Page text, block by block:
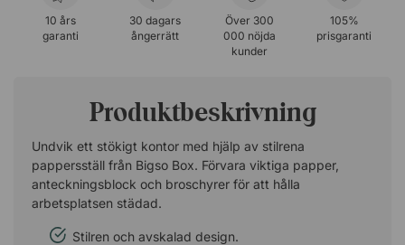
10 års
garanti
30 dagars
ångerrätt
Över 300
000 nöjda
kunder
105%
prisgaranti
Produktbeskrivning
Undvik ett stökigt kontor med hjälp av stilrena
pappersställ från Bigso Box. Förvara viktiga papper,
anteckningsblock och broschyrer för att hålla
arbetsplatsen städad.
Stilren och avskalad design.